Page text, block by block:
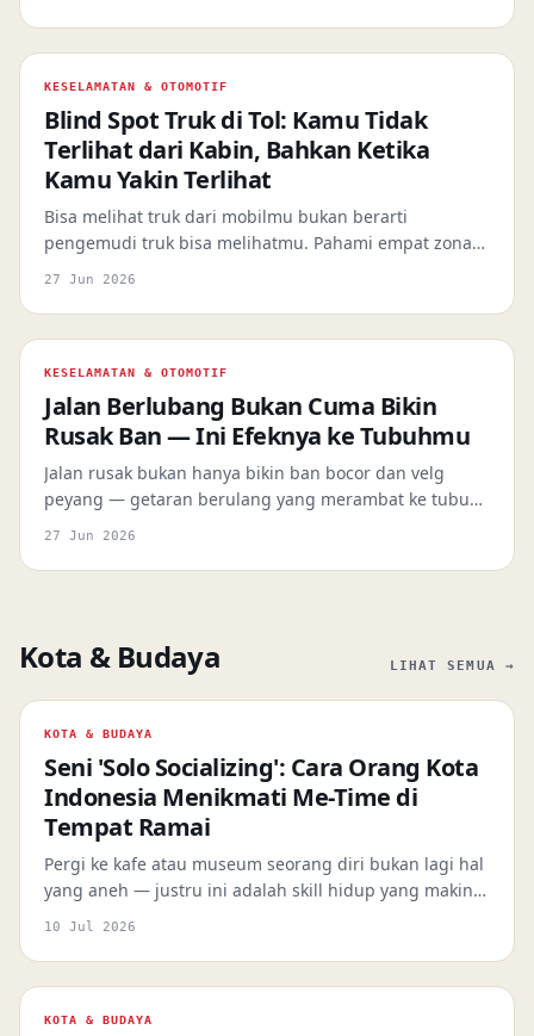
KESELAMATAN & OTOMOTIF
Blind Spot Truk di Tol: Kamu Tidak
Terlihat dari Kabin, Bahkan Ketika
Kamu Yakin Terlihat
Bisa melihat truk dari mobilmu bukan berarti
pengemudi truk bisa melihatmu. Pahami empat zona
mati di sekitar truk besar dan cara menghindarinya di
27 Jun 2026
KESELAMATAN & OTOMOTIF
Jalan Berlubang Bukan Cuma Bikin
Rusak Ban — Ini Efeknya ke Tubuhmu
Jalan rusak bukan hanya bikin ban bocor dan velg
peyang — getaran berulang yang merambat ke tubuh
pengendara setiap hari bisa memicu degenerasi
fatigue yang berbahaya di lalu lintas.
27 Jun 2026
Kota & Budaya LIHAT SEMUA →
KOTA & BUDAYA
Seni 'Solo Socializing': Cara Orang Kota
Indonesia Menikmati Me-Time di
Tempat Ramai
Pergi ke kafe atau museum seorang diri bukan lagi hal
yang aneh — justru ini adalah skill hidup yang makin
banyak dipraktikkan urban muda Indonesia. Ini
dicoba sendiri.
10 Jul 2026
KOTA & BUDAYA